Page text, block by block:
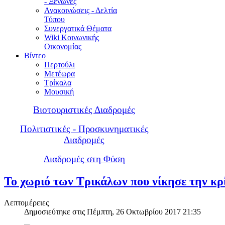
Ανακοινώσεις - Δελτία
Τύπου
Συνεργατικά Θέματα
Wiki Κοινωνικής
Οικονομίας
Βίντεο
Περτούλι
Μετέωρα
Τρίκαλα
Μουσική
Βιοτουριστικές Διαδρομές
Πολιτιστικές - Προσκυνηματικές
Διαδρομές
Διαδρομές στη Φύση
Το χωριό των Τρικάλων που νίκησε την
Λεπτομέρειες
Δημοσιεύτηκε στις Πέμπτη, 26 Οκτωβρίου 2017 21:35